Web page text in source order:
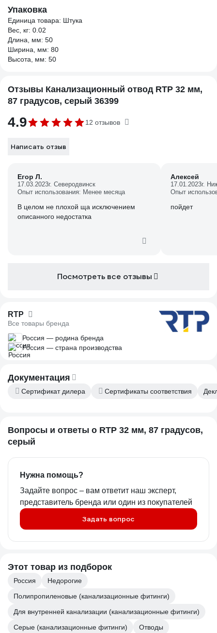
Упаковка
Единица товара: Штука
Вес, кг: 0.02
Длина, мм: 50
Ширина, мм: 80
Высота, мм: 50
Отзывы Канализационный отвод RTP 32 мм,
87 градусов, серый 36399
4.9 12 отзывов
Написать отзыв
Егор Л.
17.03.2023г. Северодвинск
Опыт использования: Менее месяца
В целом не плохой ща исключением
описанного недостатка
Алексей
17.01.2023г.
Опыт
пойдет
Посмотреть все отзывы
RTP
Все товары бренда
Россия — родина бренда
Россия — страна производства
Документация
Сертификат дилера Сертификаты соответствия
Вопросы и ответы о RTP 32 мм, 87 градусов,
серый
Нужна помощь?
Задайте вопрос – вам ответит наш эксперт,
представитель бренда или один из покупателей
Задать вопрос
Этот товар из подборок
Россия
Недорогие
Полипропиленовые (канализационные фитинги)
Для внутренней канализации (канализационные фитинги)
Серые (канализационные фитинги)
Отводы